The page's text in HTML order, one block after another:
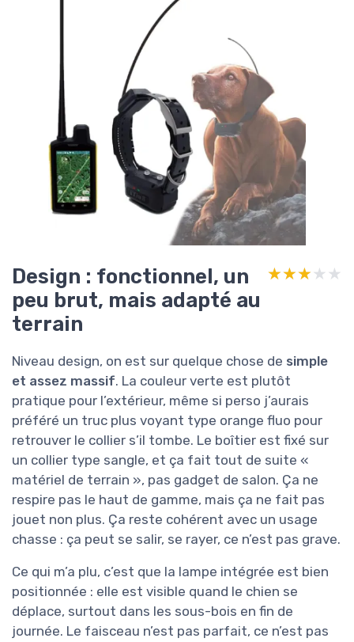
Design : fonctionnel, un
peu brut, mais adapté au
terrain
★★★★★
★★★★★
Niveau design, on est sur quelque chose de simple
et assez massif. La couleur verte est plutôt
pratique pour l’extérieur, même si perso j’aurais
préféré un truc plus voyant type orange fluo pour
retrouver le collier s’il tombe. Le boîtier est fixé sur
un collier type sangle, et ça fait tout de suite «
matériel de terrain », pas gadget de salon. Ça ne
respire pas le haut de gamme, mais ça ne fait pas
jouet non plus. Ça reste cohérent avec un usage
chasse : ça peut se salir, se rayer, ce n’est pas grave.
Ce qui m’a plu, c’est que la lampe intégrée est bien
positionnée : elle est visible quand le chien se
déplace, surtout dans les sous-bois en fin de
journée. Le faisceau n’est pas parfait, ce n’est pas